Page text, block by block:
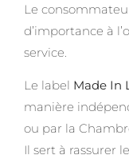
Le
d’importance à
service.
Le label Made In
manière
ou par la
Il sert à rassurer